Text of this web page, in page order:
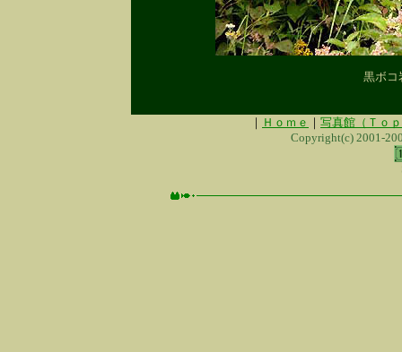
黒ボコ
｜ Ｈｏｍｅ ｜ 写真館（Ｔｏ
Copyright(c) 2001-